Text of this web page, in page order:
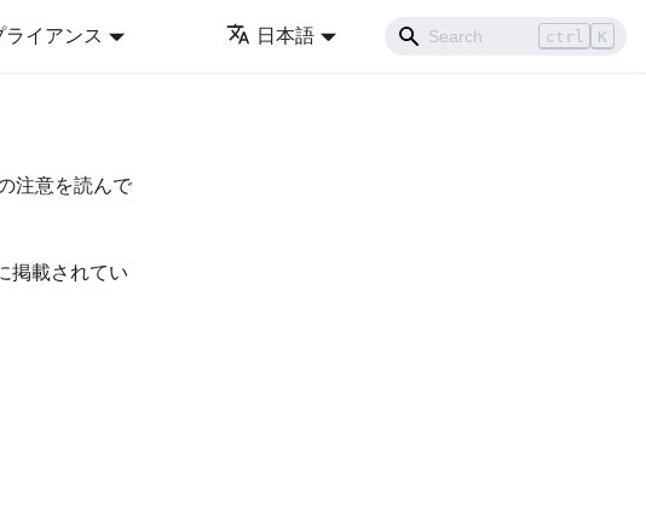
イアンス 日本語 ctrl K
注意を読んで
掲載されてい